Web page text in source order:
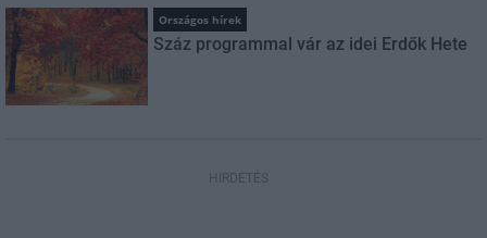
Országos hírek
Száz programmal vár az idei Erdők Hete
HIRDETÉS